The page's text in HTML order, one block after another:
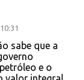
sabe que a
e o